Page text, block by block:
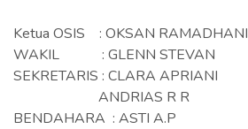
Ketua OSIS : OKSAN RAMADHANI
WAKIL : GLENN STEVAN
SEKRETARIS : CLARA APRIANI
ANDRIAS R R
BENDAHARA : ASTI A.P